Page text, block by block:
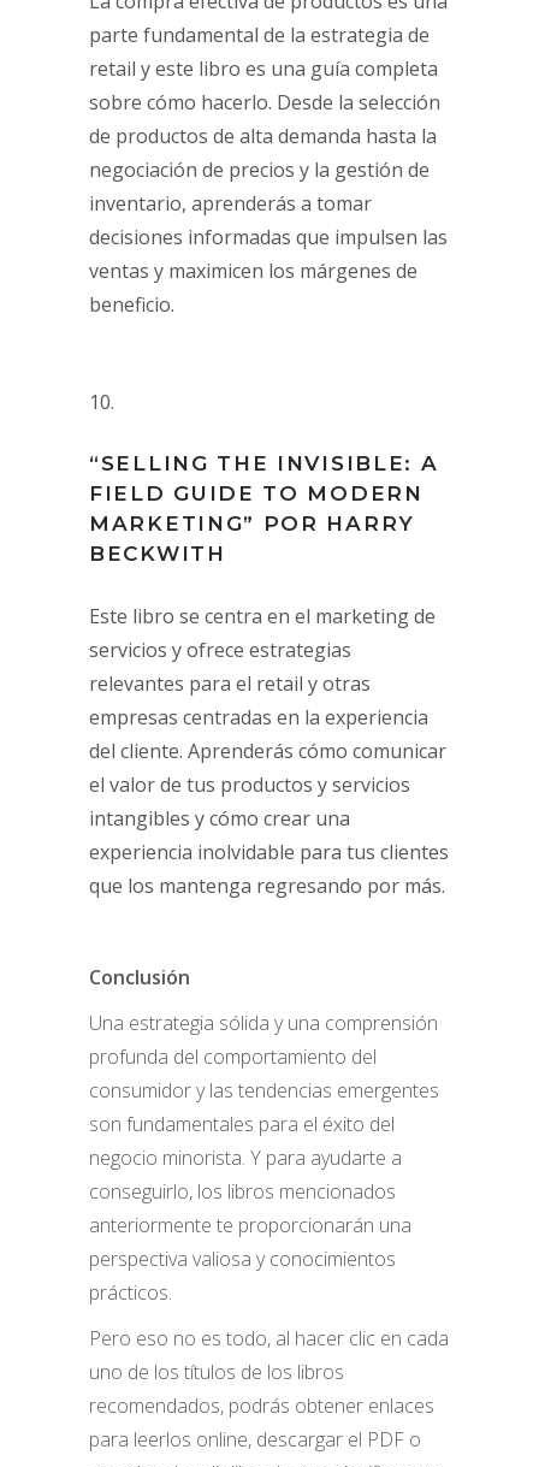
parte fundamental de la estrategia de
retail y este libro es una guía completa
sobre cómo hacerlo. Desde la selección
de productos de alta demanda hasta la
negociación de precios y la gestión de
inventario, aprenderás a tomar
decisiones informadas que impulsen las
ventas y maximicen los márgenes de
beneficio.
“SELLING THE INVISIBLE: A
FIELD GUIDE TO MODERN
MARKETING” POR HARRY
BECKWITH
Este libro se centra en el marketing de
servicios y ofrece estrategias
relevantes para el retail y otras
empresas centradas en la experiencia
del cliente. Aprenderás cómo comunicar
el valor de tus productos y servicios
intangibles y cómo crear una
experiencia inolvidable para tus clientes
que los mantenga regresando por más.
Conclusión
Una estrategia sólida y una comprensión
profunda del comportamiento del
consumidor y las tendencias emergentes
son fundamentales para el éxito del
negocio minorista. Y para ayudarte a
conseguirlo, los libros mencionados
anteriormente te proporcionarán una
perspectiva valiosa y conocimientos
prácticos.
Pero eso no es todo, al hacer clic en cada
uno de los títulos de los libros
recomendados, podrás obtener enlaces
para leerlos online, descargar el PDF o